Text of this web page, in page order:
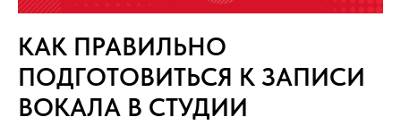
КАК ПРАВИЛЬНО
ПОДГОТОВИТЬСЯ К ЗАПИСИ
ВОКАЛА В СТУДИИ